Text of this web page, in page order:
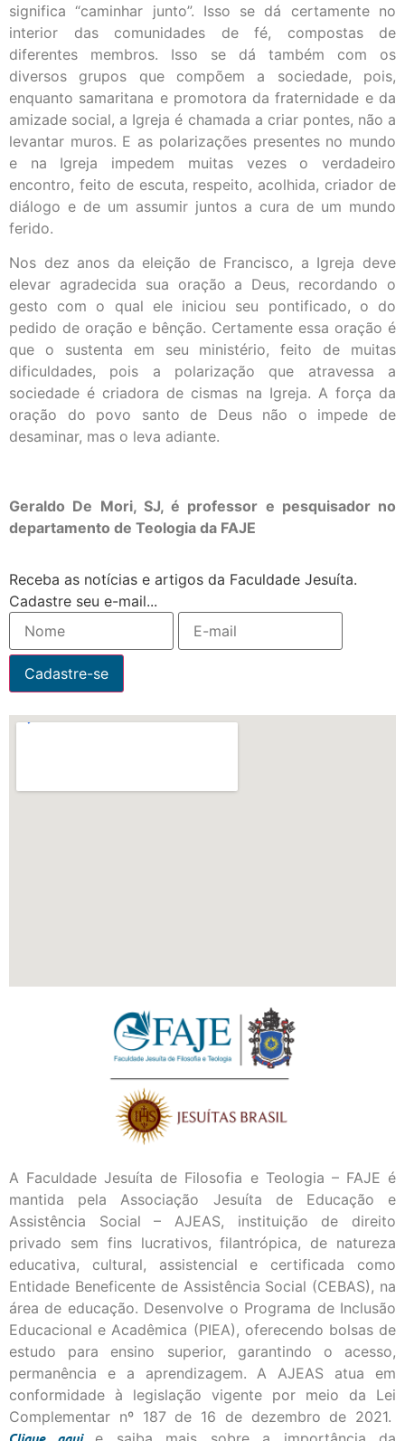
significa “caminhar junto”. Isso se dá certamente no
interior das comunidades de fé, compostas de
diferentes membros. Isso se dá também com os
diversos grupos que compõem a sociedade, pois,
enquanto samaritana e promotora da fraternidade e da
amizade social, a Igreja é chamada a criar pontes, não a
levantar muros. E as polarizações presentes no mundo
e na Igreja impedem muitas vezes o verdadeiro
encontro, feito de escuta, respeito, acolhida, criador de
diálogo e de um assumir juntos a cura de um mundo
ferido.
Nos dez anos da eleição de Francisco, a Igreja deve
elevar agradecida sua oração a Deus, recordando o
gesto com o qual ele iniciou seu pontificado, o do
pedido de oração e bênção. Certamente essa oração é
que o sustenta em seu ministério, feito de muitas
dificuldades, pois a polarização que atravessa a
sociedade é criadora de cismas na Igreja. A força da
oração do povo santo de Deus não o impede de
desaminar, mas o leva adiante.
Geraldo De Mori, SJ, é professor e pesquisador no
departamento de Teologia da FAJE
Receba as notícias e artigos da Faculdade Jesuíta.
Cadastre seu e-mail...
A Faculdade Jesuíta de Filosofia e Teologia – FAJE é
mantida pela Associação Jesuíta de Educação e
Assistência Social – AJEAS, instituição de direito
privado sem fins lucrativos, filantrópica, de natureza
educativa, cultural, assistencial e certificada como
Entidade Beneficente de Assistência Social (CEBAS), na
área de educação. Desenvolve o Programa de Inclusão
Educacional e Acadêmica (PIEA), oferecendo bolsas de
estudo para ensino superior, garantindo o acesso,
permanência e a aprendizagem. A AJEAS atua em
conformidade à legislação vigente por meio da Lei
Complementar nº 187 de 16 de dezembro de 2021.